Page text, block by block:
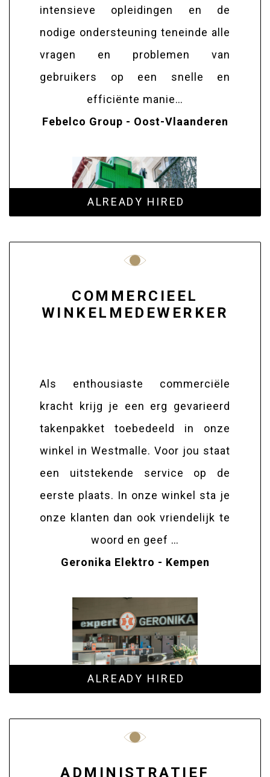
intensieve opleidingen en de
nodige ondersteuning teneinde alle
vragen en problemen van
gebruikers op een snelle en
efficiënte manie…
Febelco Group - Oost-Vlaanderen
ALREADY HIRED
COMMERCIEEL
WINKELMEDEWERKER
Als enthousiaste commerciële
kracht krijg je een erg gevarieerd
takenpakket toebedeeld in onze
winkel in Westmalle. Voor jou staat
een uitstekende service op de
eerste plaats. In onze winkel sta je
onze klanten dan ook vriendelijk te
woord en geef …
Geronika Elektro - Kempen
ALREADY HIRED
ADMINISTRATIEF